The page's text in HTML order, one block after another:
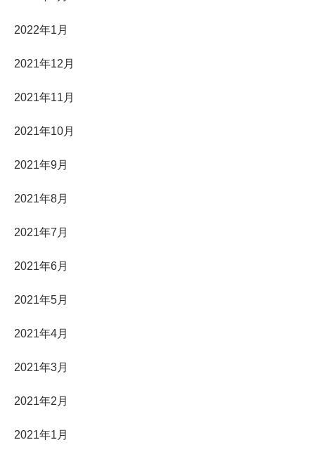
2022年1月
2021年12月
2021年11月
2021年10月
2021年9月
2021年8月
2021年7月
2021年6月
2021年5月
2021年4月
2021年3月
2021年2月
2021年1月